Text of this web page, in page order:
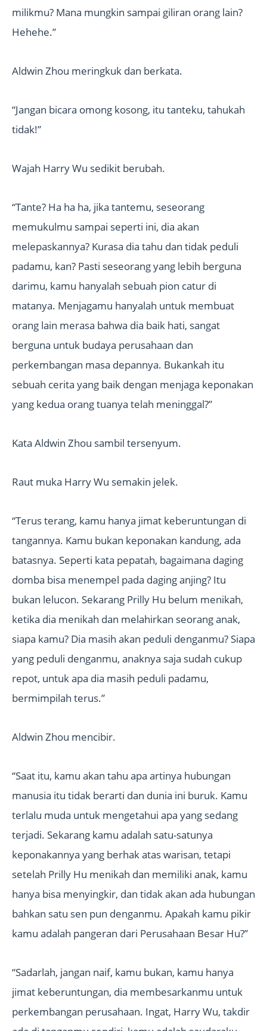
milikmu? Mana mungkin sampai giliran orang lain?
Hehehe.”
Aldwin Zhou meringkuk dan berkata.
“Jangan bicara omong kosong, itu tanteku, tahukah
tidak!”
Wajah Harry Wu sedikit berubah.
“Tante? Ha ha ha, jika tantemu, seseorang
memukulmu sampai seperti ini, dia akan
melepaskannya? Kurasa dia tahu dan tidak peduli
padamu, kan? Pasti seseorang yang lebih berguna
darimu, kamu hanyalah sebuah pion catur di
matanya. Menjagamu hanyalah untuk membuat
orang lain merasa bahwa dia baik hati, sangat
berguna untuk budaya perusahaan dan
perkembangan masa depannya. Bukankah itu
sebuah cerita yang baik dengan menjaga keponakan
yang kedua orang tuanya telah meninggal?”
Kata Aldwin Zhou sambil tersenyum.
Raut muka Harry Wu semakin jelek.
“Terus terang, kamu hanya jimat keberuntungan di
tangannya. Kamu bukan keponakan kandung, ada
batasnya. Seperti kata pepatah, bagaimana daging
domba bisa menempel pada daging anjing? Itu
bukan lelucon. Sekarang Prilly Hu belum menikah,
ketika dia menikah dan melahirkan seorang anak,
siapa kamu? Dia masih akan peduli denganmu? Siapa
yang peduli denganmu, anaknya saja sudah cukup
repot, untuk apa dia masih peduli padamu,
bermimpilah terus.”
Aldwin Zhou mencibir.
“Saat itu, kamu akan tahu apa artinya hubungan
manusia itu tidak berarti dan dunia ini buruk. Kamu
terlalu muda untuk mengetahui apa yang sedang
terjadi. Sekarang kamu adalah satu-satunya
keponakannya yang berhak atas warisan, tetapi
setelah Prilly Hu menikah dan memiliki anak, kamu
hanya bisa menyingkir, dan tidak akan ada hubungan
bahkan satu sen pun denganmu. Apakah kamu pikir
kamu adalah pangeran dari Perusahaan Besar Hu?”
“Sadarlah, jangan naif, kamu bukan, kamu hanya
jimat keberuntungan, dia membesarkanmu untuk
perkembangan perusahaan. Ingat, Harry Wu, takdir